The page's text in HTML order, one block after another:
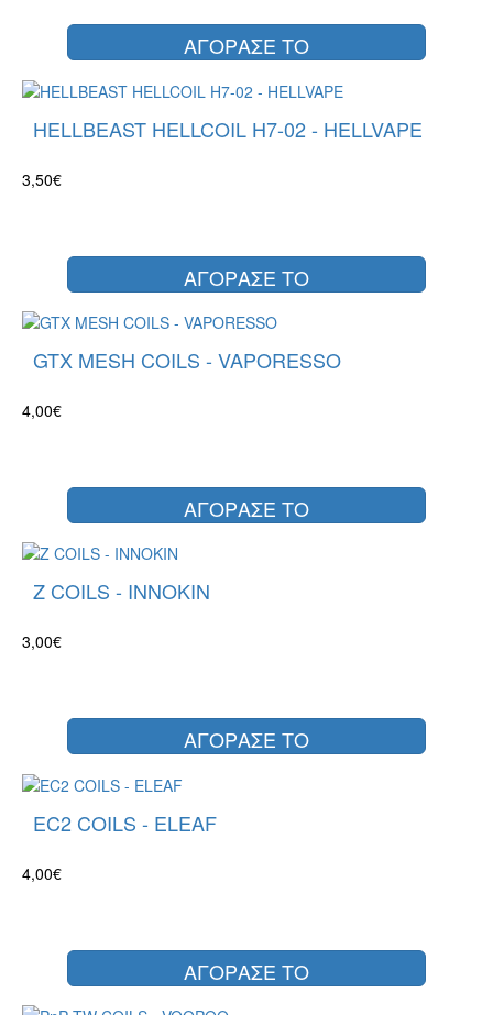
ΑΓΟΡΑΣΕ ΤΟ
HELLBEAST HELLCOIL H7-02 - HELLVAPE
3,50€
ΑΓΟΡΑΣΕ ΤΟ
GTX MESH COILS - VAPORESSO
4,00€
ΑΓΟΡΑΣΕ ΤΟ
Z COILS - INNOKIN
3,00€
ΑΓΟΡΑΣΕ ΤΟ
EC2 COILS - ELEAF
4,00€
ΑΓΟΡΑΣΕ ΤΟ